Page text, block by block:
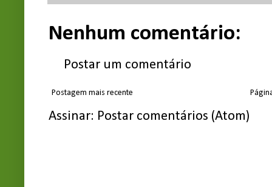
Nenhum comentário:
Postar um comentário
Postagem mais recente
Assinar: Postar comentários (Atom)